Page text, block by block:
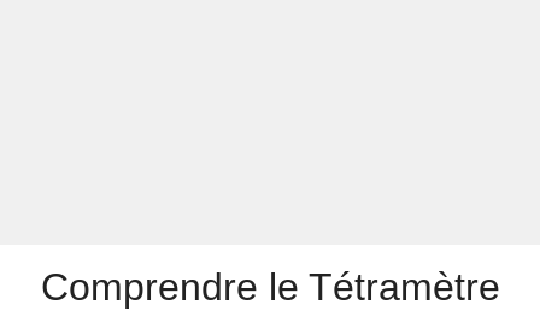
Comprendre le Tétramètre